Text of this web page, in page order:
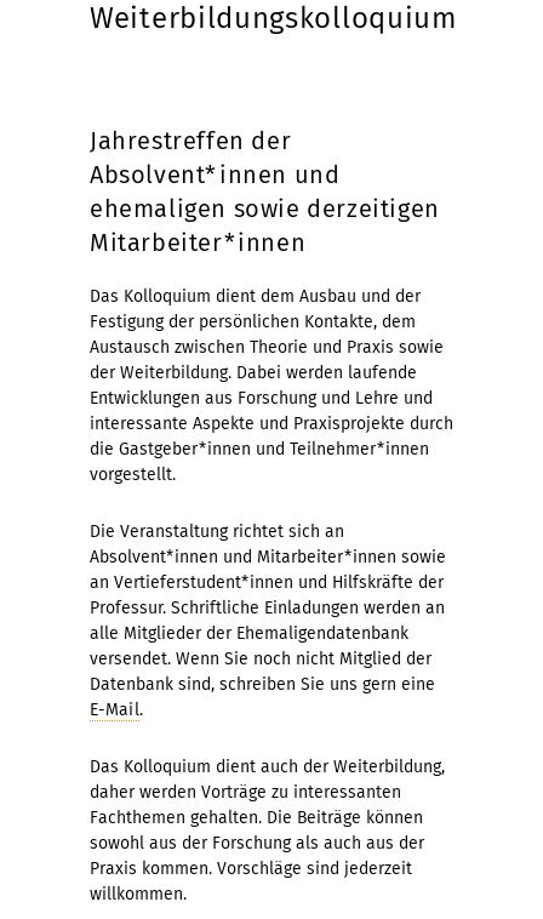
Weiterbildungskolloquium
Jahrestreffen der
Absolvent*innen und
ehemaligen sowie derzeitigen
Mitarbeiter*innen
Das Kolloquium dient dem Ausbau und der
Festigung der persönlichen Kontakte, dem
Austausch zwischen Theorie und Praxis sowie
der Weiterbildung. Dabei werden laufende
Entwicklungen aus Forschung und Lehre und
interessante Aspekte und Praxisprojekte durch
die Gastgeber*innen und Teilnehmer*innen
vorgestellt.
Die Veranstaltung richtet sich an
Absolvent*innen und Mitarbeiter*innen sowie
an Vertieferstudent*innen und Hilfskräfte der
Professur. Schriftliche Einladungen werden an
alle Mitglieder der Ehemaligendatenbank
versendet. Wenn Sie noch nicht Mitglied der
Datenbank sind, schreiben Sie uns gern eine
E-Mail.
Das Kolloquium dient auch der Weiterbildung,
daher werden Vorträge zu interessanten
Fachthemen gehalten. Die Beiträge können
sowohl aus der Forschung als auch aus der
Praxis kommen. Vorschläge sind jederzeit
willkommen.